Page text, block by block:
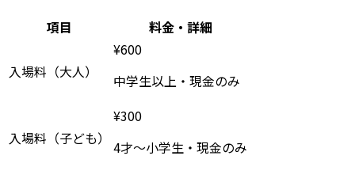
項目 料金・詳細
入場料（大人）
¥600
中学生以上・現金のみ
入場料（子ども）
¥300
4才〜小学生・現金のみ